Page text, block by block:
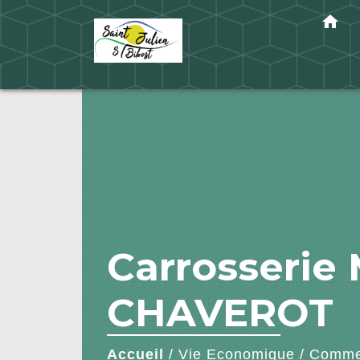
home
Carrosserie
CHAVEROT
Accueil / Vie Economique /